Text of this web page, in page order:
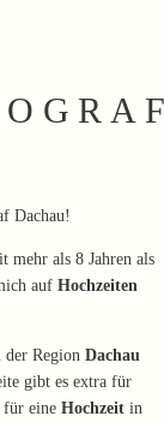
Dachau!
mehr als 8 Jahren als
auf Hochzeiten
der Region Dachau
gibt es extra für
für eine Hochzeit in